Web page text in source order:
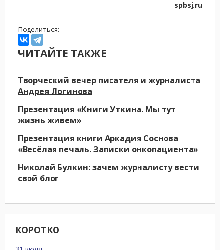
КОРОТКО
spbsj.ru
Поделиться:
ЧИТАЙТЕ ТАКЖЕ
Творческий вечер писателя и журналиста
Андрея Логинова
Презентация «Книги Уткина. Мы тут
жизнь живем»
Презентация книги Аркадия Соснова
«Весёлая печаль. Записки онкопациента»
Николай Булкин: зачем журналисту вести
свой блог